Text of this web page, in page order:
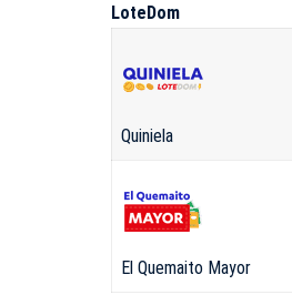
LoteDom
Quiniela
El Quemaito Mayor